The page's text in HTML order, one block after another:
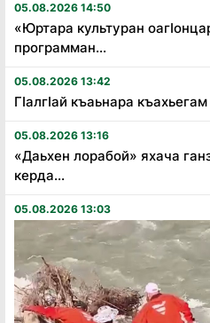
05.08.2026 14:50
«Юртара культуран
программан...
05.08.2026 13:42
Гӏалгӏай къаьнара
05.08.2026 13:16
«Даьхен лорабой» яхача
керда...
05.08.2026 13:03